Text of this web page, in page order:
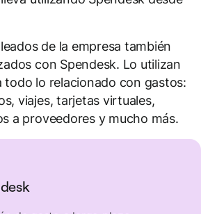
de la empresa también
con Spendesk. Lo utilizan
todo lo relacionado con gastos:
viajes, tarjetas virtuales,
a proveedores y mucho más.